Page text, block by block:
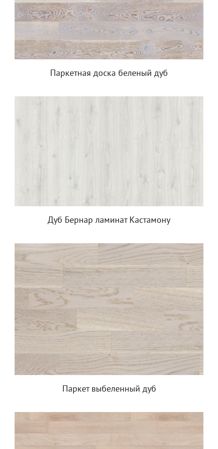
Паркетная доска беленый дуб
Дуб Бернар ламинат Кастамону
Паркет выбеленный дуб